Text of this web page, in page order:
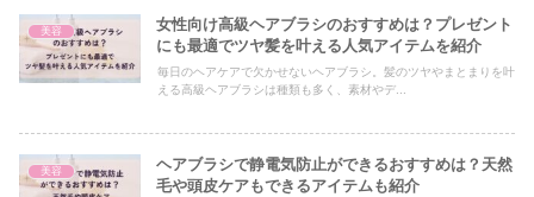
美容
女性向け高級ヘアブラシのおすすめは？プレゼント
にも最適でツヤ髪を叶える人気アイテムを紹介
毎日のヘアケアで欠かせないヘアブラシ。髪のツヤやまとまりを叶
える高級ヘアブラシは種類も多く、素材やデ...
美容
ヘアブラシで静電気防止ができるおすすめは？天然
毛や頭皮ケアもできるアイテムも紹介